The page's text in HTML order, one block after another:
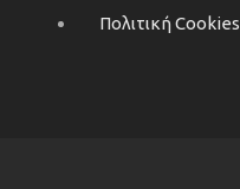
Πολιτική Cookies